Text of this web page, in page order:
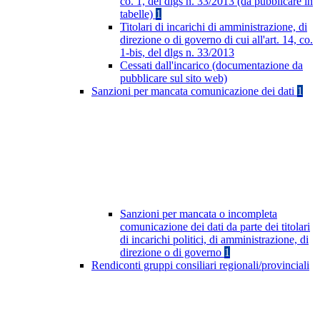
tabelle) 1
Titolari di incarichi di amministrazione, di
direzione o di governo di cui all'art. 14, co.
1-bis, del dlgs n. 33/2013
Cessati dall'incarico (documentazione da
pubblicare sul sito web)
Sanzioni per mancata comunicazione dei dati 1
Sanzioni per mancata o incompleta
comunicazione dei dati da parte dei titolari
di incarichi politici, di amministrazione, di
direzione o di governo 1
Rendiconti gruppi consiliari regionali/provinciali